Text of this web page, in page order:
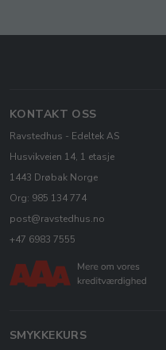
KONTAKT OSS
Ravstedhus - Edeltek AS
Husvikveien 14, 1 etasje
1443 Drøbak Norge
Org: 985 134 774
post@ravstedhus.no
+47 6983 7555
SMYKKEKURS